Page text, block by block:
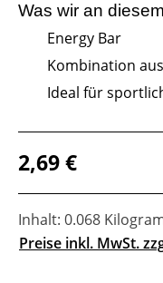
Was wir an diesem
Energy Bar
Kombination
Ideal für
Regulärer Preis:
2,69 €
Inhalt: 0.068
Preise inkl. MwSt.